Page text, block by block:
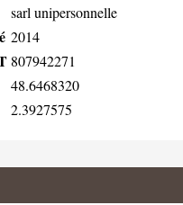
sarl unipersonnelle
2014
807942271
48.6468320
2.3927575